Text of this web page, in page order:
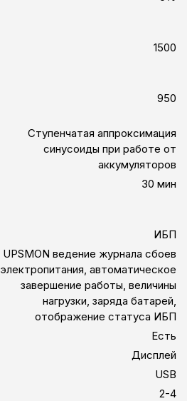
1500
950
Ступенчатая аппроксимация
синусоиды при работе от
аккумуляторов
30 мин
ИБП
UPSMON ведение журнала сбоев
электропитания, автоматическое
завершение работы, величины
нагрузки, заряда батарей,
отображение статуса ИБП
Есть
Дисплей
USB
2-4